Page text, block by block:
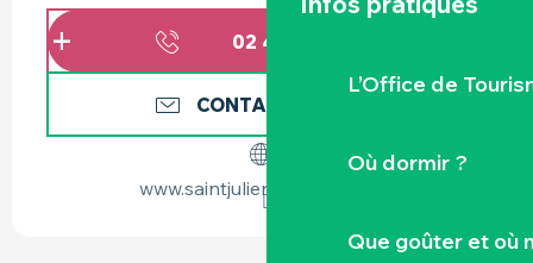
L’Office de
Où dormir ?
Que goûter et où
02 40 54 10
CONTACTEZ-NOUS
www.saintjuliendeconcelles.fr